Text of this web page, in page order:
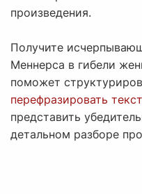
произведения.
Получите
Меннерса в гибели
поможет
перефразировать текст
представить
детальном разборе